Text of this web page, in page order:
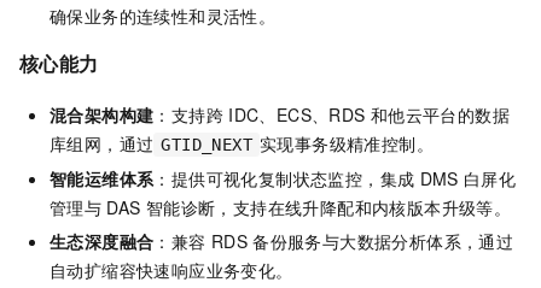
确保业务的连续性和灵活性。
核心能力
混合架构构建 ：支持跨 IDC、ECS、RDS 和他云平台的数据
库组网，通过 GTID_NEXT 实现事务级精准控制。
智能运维体系 ：提供可视化复制状态监控，集成 DMS 白屏化
管理与 DAS 智能诊断，支持在线升降配和内核版本升级等。
生态深度融合 ：兼容 RDS 备份服务与大数据分析体系，通过
自动扩缩容快速响应业务变化。